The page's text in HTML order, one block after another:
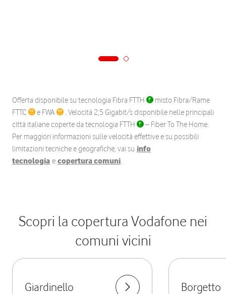
Offerta disponibile su tecnologia Fibra FTTH
misto Fibra/Rame
FTTC
e FWA
. Velocità 2,5 Gigabit/s disponibile nelle principali
città italiane coperte da tecnologia FTTH
– Fiber To The Home.
Per maggiori informazioni sulle velocità effettive e su possibili
limitazioni tecniche e geografiche, vai su info
tecnologia e copertura comuni.
Scopri la copertura Vodafone nei
comuni vicini
Giardinello Borgetto